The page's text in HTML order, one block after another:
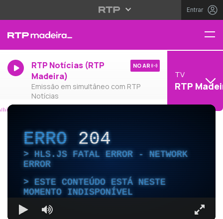
Entrar
RTP Notícias (RTP
Madeira)
Emissão em simultâneo com RTP
Notícias
NO AR
TV
RTP
ERRO204
HLS.JS FATAL ERROR - NETWORK
ERROR
ESTE CONTEÚDO ESTÁ NESTE
MOMENTO INDISPONÍVEL